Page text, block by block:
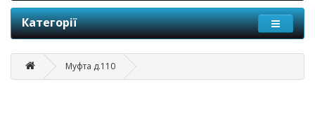
Категорії
Муфта д.110